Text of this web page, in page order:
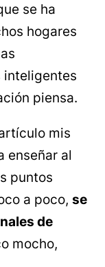
se ha
hogares
inteligentes
piensa.
mis
enseñar al
puntos
a poco, se
de
mocho,